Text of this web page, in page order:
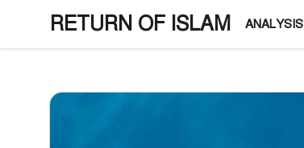
content
RETURN OF ISLAM ANALYSIS